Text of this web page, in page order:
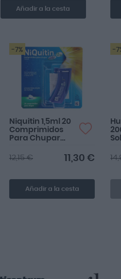
Añadir a la cesta
-7%
Niquitin 1,5ml 20
Comprimidos
Para Chupar
11,30 €
12,15 €
Añadir a la cesta
-